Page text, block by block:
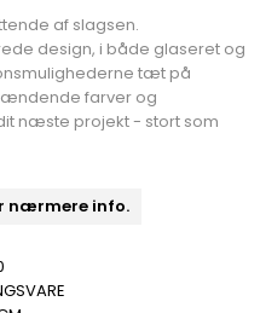
af slagsen.
design, i både glaseret og
tæt på
farver og
næste projekt - stort som
nærmere info.